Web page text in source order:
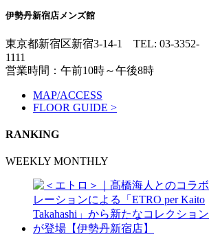
伊勢丹新宿店メンズ館
東京都新宿区新宿3-14-1 TEL: 03-3352-
1111
営業時間：午前10時～午後8時
MAP/ACCESS
FLOOR GUIDE >
RANKING
WEEKLY MONTHLY